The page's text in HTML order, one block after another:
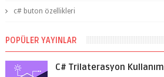
POPÜLER YAYINLAR
C# Trilaterasyon
C# Trilaterasyon Kullanımı C#
Trilaterasyon , bir nesnenin